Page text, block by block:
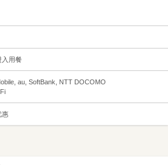
入用餐
au, SoftBank, NTT DOCOMO
惠